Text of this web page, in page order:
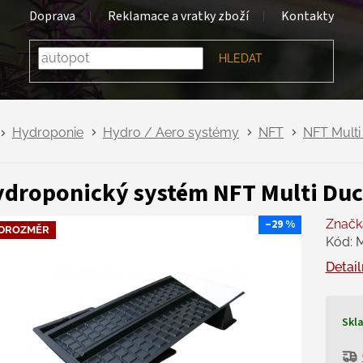
Doprava Reklamace a vratky zboží Kontakty
HLEDAT
Hydroponie Hydro / Aero systémy NFT NFT
systém NFT Multi
–29 %
Kód: